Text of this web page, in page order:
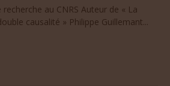
au CNRS Auteur de « La
causalité » Philippe Guillemant...